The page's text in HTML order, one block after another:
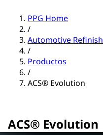
PPG Home
/
Automotive Refinish
/
Productos
/
ACS® Evolution
ACS® Evolution